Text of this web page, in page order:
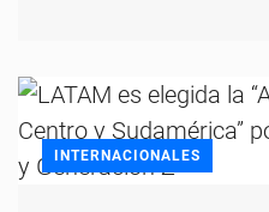
INTERNACIONALES